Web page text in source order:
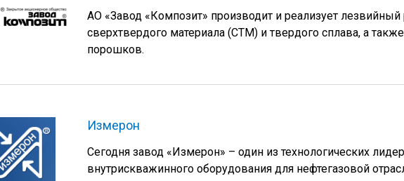
АО «Завод «Композит» производит и реализует
сверхтвердого материала (СТМ) и твердого сплава, а
порошков.
Измерон
Сегодня завод «Измерон» – один из технологических
внутрискважинного оборудования для нефтегазовой